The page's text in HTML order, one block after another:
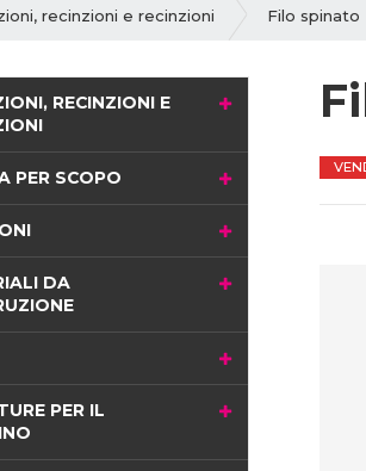
recinzioni e recinzioni Filo spinato
RECINZIONI E
PER SCOPO
DA
PER IL